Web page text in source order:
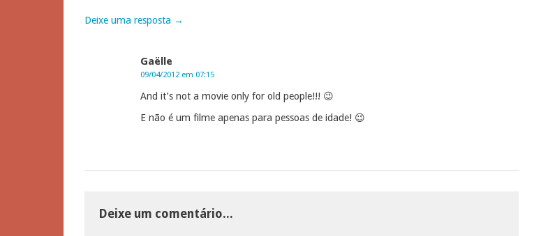
Deixe uma resposta →
Gaëlle
09/04/2012 em 07:15
And it’s not a movie only for old people!!! 😉
E não é um filme apenas para pessoas de idade! 😉
Deixe um comentário...